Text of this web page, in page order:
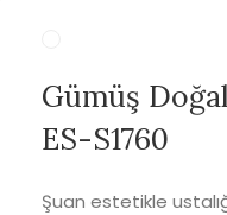
Gümüş
ES-S1760
Şuan estetikle